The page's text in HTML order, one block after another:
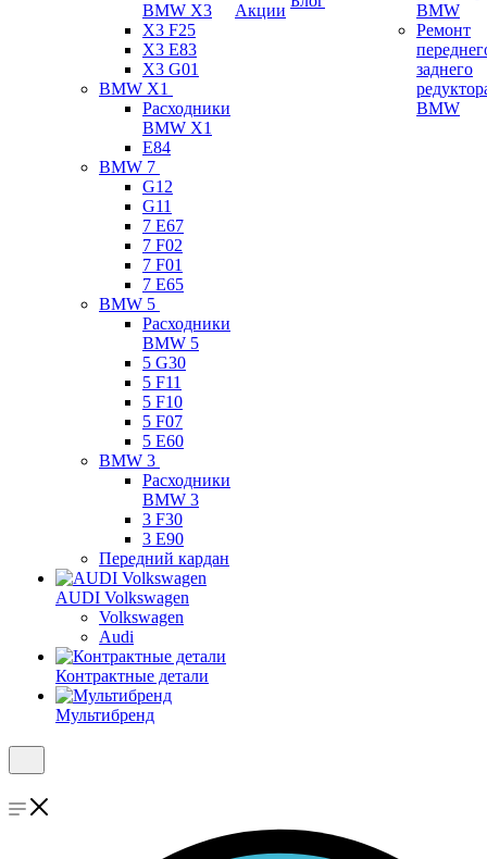
BMW X3
X3 F25
X3 E83
X3 G01
BMW X1
Расходники
BMW X1
E84
BMW 7
G12
G11
7 Е67
7 F02
7 F01
7 E65
BMW 5
Расходники
BMW 5
5 G30
5 F11
5 F10
5 F07
5 E60
BMW 3
Расходники
BMW 3
3 F30
3 E90
Передний кардан
AUDI Volkswagen
Volkswagen
Audi
Контрактные детали
Мультибренд
Акции
BMW
Ремонт
заднего
BMW